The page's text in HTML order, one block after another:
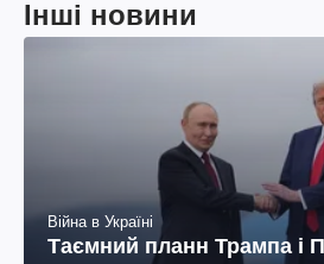
Інші новини
Війна в Україні
Таємний планн Трампа і